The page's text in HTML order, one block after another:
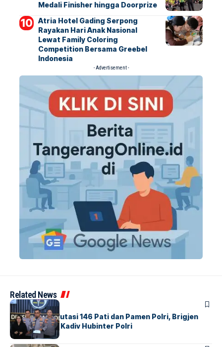
Medali Finisher hingga Doorprize
Atria Hotel Gading Serpong
Rayakan Hari Anak Nasional
Lewat Family Coloring
Competition Bersama Greebel
Indonesia
- Advertisement -
Related News
BERITA
Mabes Polri Mutasi 146 Pati dan Pamen Polri, Brigjen
Untung Jabat Kadiv Hubinter Polri